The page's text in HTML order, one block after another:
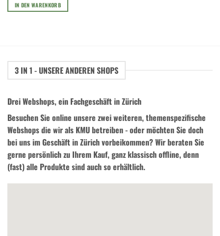
IN DEN WARENKORB
3 IN 1 - UNSERE ANDEREN SHOPS
Drei Webshops, ein Fachgeschäft in Zürich
Besuchen Sie online unsere zwei weiteren, themenspezifische
Webshops die wir als KMU betreiben - oder möchten Sie doch
bei uns im Geschäft in Zürich vorbeikommen? Wir beraten Sie
gerne persönlich zu Ihrem Kauf, ganz klassisch offline, denn
(fast) alle Produkte sind auch so erhältlich.